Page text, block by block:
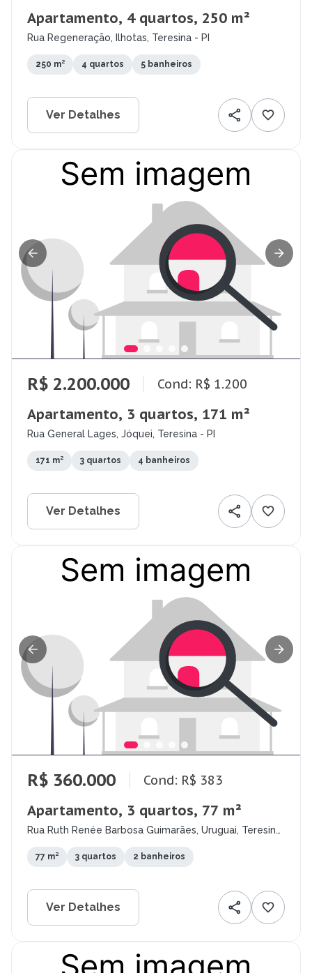
Apartamento, 4 quartos, 250 m²
Rua Regeneração, Ilhotas, Teresina - PI
250 m² 4 quartos 5 banheiros
Ver Detalhes
R$ 2.200.000 Cond: R$ 1.200
Apartamento, 3 quartos, 171 m²
Rua General Lages, Jóquei, Teresina - PI
171 m² 3 quartos 4 banheiros
Ver Detalhes
R$ 360.000 Cond: R$ 383
Apartamento, 3 quartos, 77 m²
Rua Ruth Renée Barbosa Guimarães, Uruguai, Teresina
77 m² 3 quartos 2 banheiros
Ver Detalhes